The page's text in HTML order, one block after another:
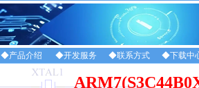
◆产品介绍 ◆开发服务 ◆联系方式 ◆下载中